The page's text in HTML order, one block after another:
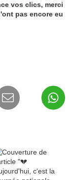
vos clics, merci
pas encore eu